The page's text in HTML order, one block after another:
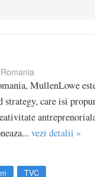
MullenLowe
care isi
vezi detalii »
TVC